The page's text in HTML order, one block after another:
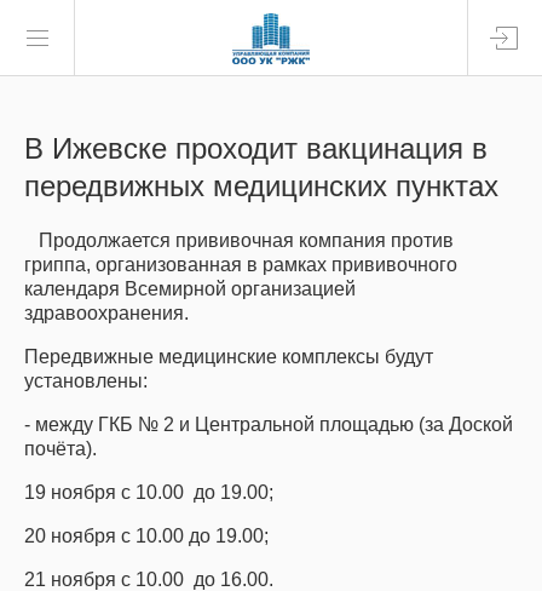
В Ижевске проходит вакцинация в
передвижных медицинских пунктах
Продолжается прививочная компания против
гриппа, организованная в рамках прививочного
календаря Всемирной организацией
здравоохранения.
Передвижные медицинские комплексы будут
установлены:
- между ГКБ № 2 и Центральной площадью (за Доской
почёта).
19 ноября с 10.00 до 19.00;
20 ноября с 10.00 до 19.00;
21 ноября с 10.00 до 16.00.